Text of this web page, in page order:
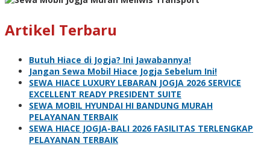
Artikel Terbaru
Butuh Hiace di Jogja? Ini Jawabannya!
Jangan Sewa Mobil Hiace Jogja Sebelum Ini!
SEWA HIACE LUXURY LEBARAN JOGJA 2026 SERVICE
EXCELLENT READY PRESIDENT SUITE
SEWA MOBIL HYUNDAI HI BANDUNG MURAH
PELAYANAN TERBAIK
SEWA HIACE JOGJA-BALI 2026 FASILITAS TERLENGKAP
PELAYANAN TERBAIK